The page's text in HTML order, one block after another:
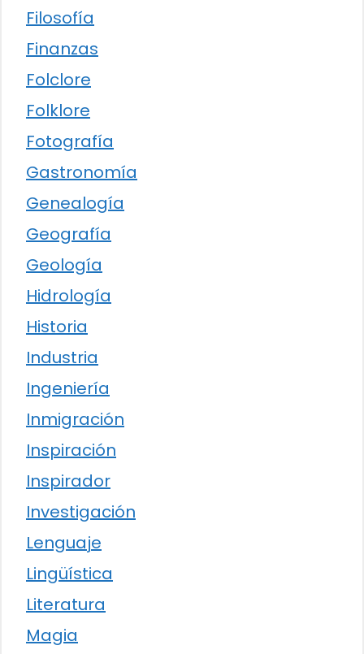
Filosofía
Finanzas
Folclore
Folklore
Fotografía
Gastronomía
Genealogía
Geografía
Geología
Hidrología
Historia
Industria
Ingeniería
Inmigración
Inspiración
Inspirador
Investigación
Lenguaje
Lingüística
Literatura
Magia